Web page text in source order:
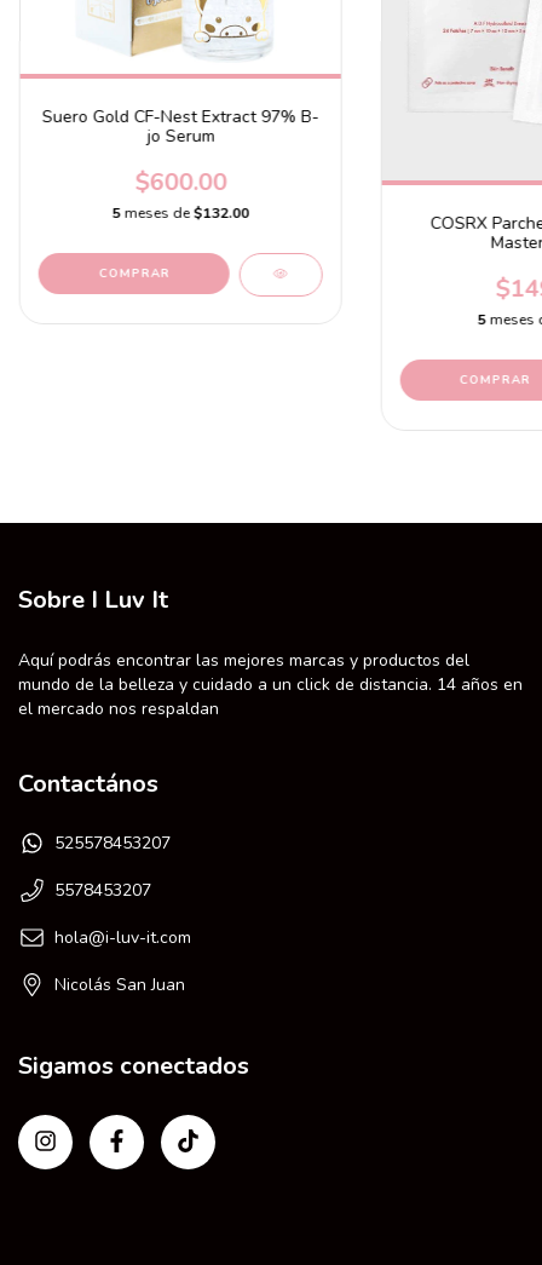
Suero Gold CF-Nest Extract 97% B-
jo Serum
$600.00
5meses de$132.00
COSRX
5meses
Sobre I Luv It
Aquí podrás encontrar las mejores marcas y productos del
mundo de la belleza y cuidado a un click de distancia. 14 años en
el mercado nos respaldan
Contactános
525578453207
5578453207
hola@i-luv-it.com
Nicolás San Juan
Sigamos conectados